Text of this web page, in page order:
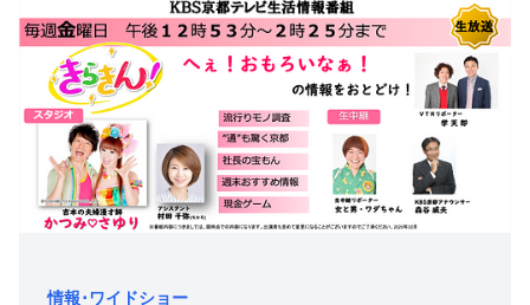
情報･ワイドショー